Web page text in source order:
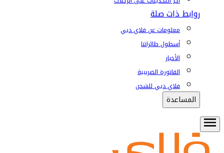
روابط ذات صلة
معلومات عن فلاي دبي
أسطول طائراتنا
الأخبار
الفاتورة الضريبية
فلاي دبي للشحن
المساعدة